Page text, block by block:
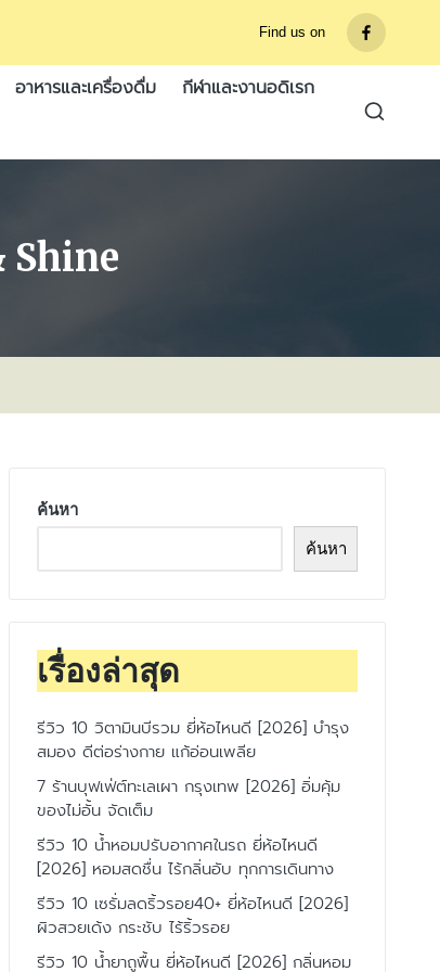
Find us on
รายการ
เมนู
อาหารและเครื่องดื่ม
กีฬาและงานอดิเรก
Shine
ค้นหา
ค้นหา
เรื่องล่าสุด
รีวิว 10 วิตามินบีรวม ยี่ห้อไหนดี [2026] บำรุง
สมอง ดีต่อร่างกาย แก้อ่อนเพลีย
7 ร้านบุฟเฟ่ต์ทะเลเผา กรุงเทพ [2026] อิ่มคุ้ม
ของไม่อั้น จัดเต็ม
รีวิว 10 น้ำหอมปรับอากาศในรถ ยี่ห้อไหนดี
[2026] หอมสดชื่น ไร้กลิ่นอับ ทุกการเดินทาง
รีวิว 10 เซรั่มลดริ้วรอย40+ ยี่ห้อไหนดี [2026]
ผิวสวยเด้ง กระชับ ไร้ริ้วรอย
รีวิว 10 น้ำยาถูพื้น ยี่ห้อไหนดี [2026] กลิ่นหอม